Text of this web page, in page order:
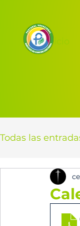
Inicio
Todas las